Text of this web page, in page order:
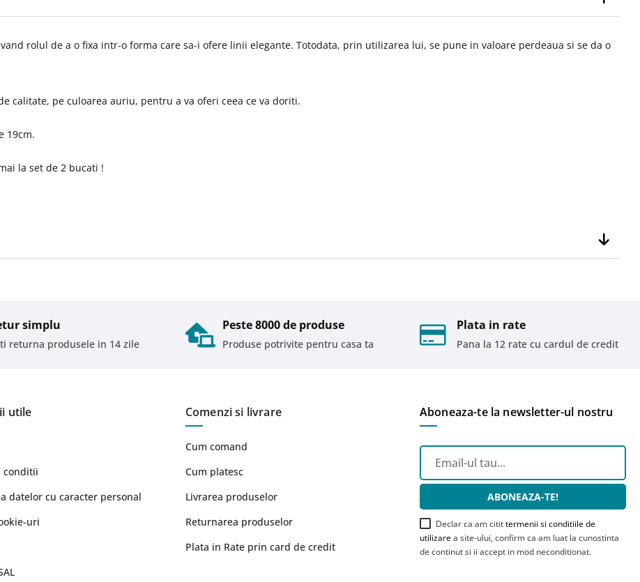
rolul de a o fixa intr-o forma care sa-i ofere linii elegante. Totodata, prin utilizarea lui, se pune in valoare perdeaua si se da o
calitate, pe culoarea auriu, pentru a va oferi ceea ce va doriti.
19cm.
la set de 2 bucati !
simplu
returna produsele in 14 zile
Peste 8000 de produse
Produse potrivite pentru casa ta
Plata in rate
Pana la 12 rate cu cardul de credit
utile
conditii
datelor cu caracter personal
uri
Comenzi si livrare
Cum comand
Cum platesc
Livrarea produselor
Returnarea produselor
Plata in Rate prin card de credit
Aboneaza-te la newsletter-ul nostru
ABONEAZA-TE!
Declar ca am citittermenii si conditiile de
utilizarea site-ului, confirm ca am luat la cunostinta
de continut si ii accept in mod neconditionat.